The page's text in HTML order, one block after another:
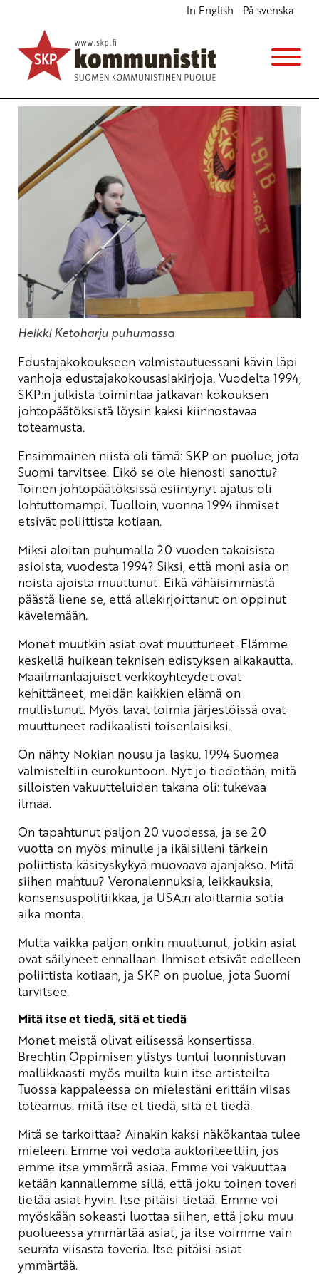
In English På svenska
Uudistuvaa SKP:tä tarvitaan
Ajankohtaista
6.6.2016 - 12:05(Muokattu 6.11.2025 - 13:37)
Heikki Ketoharju puhumassa
Edustajakokoukseen valmistautuessani kävin läpi
vanhoja edustajakokousasiakirjoja. Vuodelta 1994,
SKP:n julkista toimintaa jatkavan kokouksen
johtopäätöksistä löysin kaksi kiinnostavaa
toteamusta.
Ensimmäinen niistä oli tämä: SKP on puolue, jota
Suomi tarvitsee. Eikö se ole hienosti sanottu?
Toinen johtopäätöksissä esiintynyt ajatus oli
lohtuttomampi. Tuolloin, vuonna 1994 ihmiset
etsivät poliittista kotiaan.
Miksi aloitan puhumalla 20 vuoden takaisista
asioista, vuodesta 1994? Siksi, että moni asia on
noista ajoista muuttunut. Eikä vähäisimmästä
päästä liene se, että allekirjoittanut on oppinut
kävelemään.
Monet muutkin asiat ovat muuttuneet. Elämme
keskellä huikean teknisen edistyksen aikakautta.
Maailmanlaajuiset verkkoyhteydet ovat
kehittäneet, meidän kaikkien elämä on
mullistunut. Myös tavat toimia järjestöissä ovat
muuttuneet radikaalisti toisenlaisiksi.
On nähty Nokian nousu ja lasku. 1994 Suomea
valmisteltiin eurokuntoon. Nyt jo tiedetään, mitä
silloisten vakuutteluiden takana oli: tukevaa
ilmaa.
On tapahtunut paljon 20 vuodessa, ja se 20
vuotta on myös minulle ja ikäisilleni tärkein
poliittista käsityskykyä muovaava ajanjakso. Mitä
siihen mahtuu? Veronalennuksia, leikkauksia,
konsensuspolitiikkaa, ja USA:n aloittamia sotia
aika monta.
Mutta vaikka paljon onkin muuttunut, jotkin asiat
ovat säilyneet ennallaan. Ihmiset etsivät edelleen
poliittista kotiaan, ja SKP on puolue, jota Suomi
tarvitsee.
Mitä itse et tiedä, sitä et tiedä
Monet meistä olivat eilisessä konsertissa.
Brechtin Oppimisen ylistys tuntui luonnistuvan
mallikkaasti myös muilta kuin itse artisteilta.
Tuossa kappaleessa on mielestäni erittäin viisas
toteamus: mitä itse et tiedä, sitä et tiedä.
Mitä se tarkoittaa? Ainakin kaksi näkökantaa tulee
mieleen. Emme voi vedota auktoriteettiin, jos
emme itse ymmärrä asiaa. Emme voi vakuuttaa
ketään kannallemme sillä, että joku toinen toveri
tietää asiat hyvin. Itse pitäisi tietää. Emme voi
myöskään sokeasti luottaa siihen, että joku muu
puolueessa ymmärtää asiat, ja itse voimme vain
seurata viisasta toveria. Itse pitäisi asiat
ymmärtää.